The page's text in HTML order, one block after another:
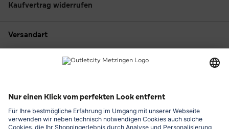
Kaufvertrag widerrufen
Versandart